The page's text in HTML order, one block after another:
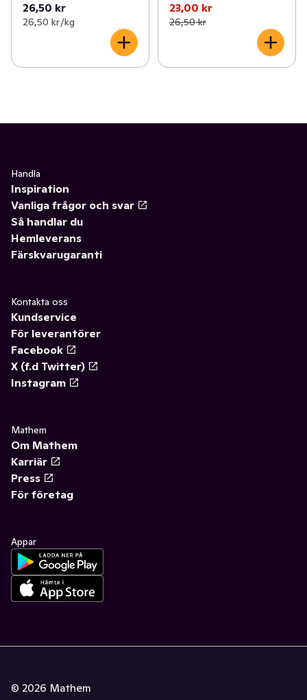
26,50 kr
26,50 kr /kg
23,00 kr
26,50 kr
Handla
Inspiration
Vanliga frågor och svar
Så handlar du
Hemleverans
Färskvarugaranti
Kontakta oss
Kundservice
För leverantörer
Facebook
X (f.d Twitter)
Instagram
Mathem
Om Mathem
Karriär
Press
För företag
Appar
© 2026 Mathem